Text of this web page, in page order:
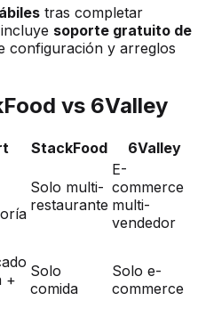
tras completar
soporte gratuito de
configuración y arreglos
vs 6Valley
StackFood 6Valley
Solo multi-
restaurante
E-
commerce
multi-
vendedor
+
Solo
comida
Solo e-
commerce